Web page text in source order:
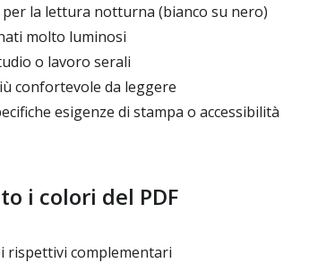
la lettura notturna (bianco su nero)
molto luminosi
o lavoro serali
confortevole da leggere
esigenze di stampa o accessibilità
i colori del PDF
rispettivi complementari